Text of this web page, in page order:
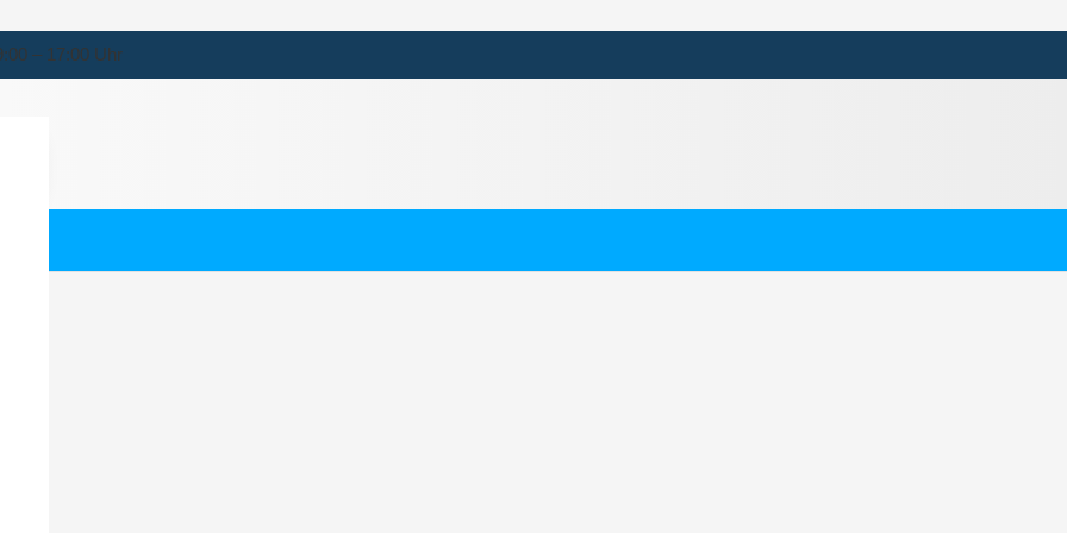
– 17:00 Uhr
für Wiendorf.